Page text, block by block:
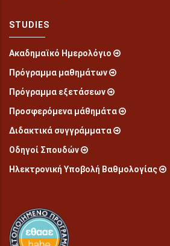
STUDIES
Ακαδημαϊκό Ημερολόγιο
Πρόγραμμα μαθημάτων
Πρόγραμμα εξετάσεων
Προσφερόμενα μάθημάτα
Διδακτικά συγγράμματα
Οδηγοί Σπουδών
Ηλεκτρονική Υποβολή Βαθμολογίας